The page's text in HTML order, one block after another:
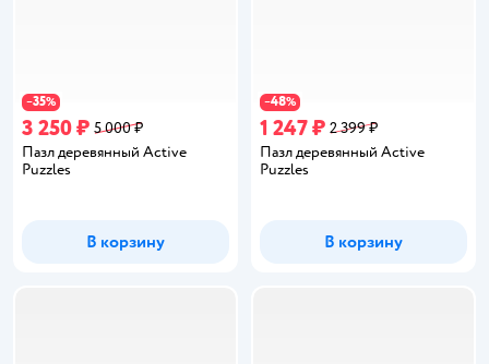
−35%
3 250 ₽ 5 000 ₽
Пазл деревянный Active
Puzzles
В корзину
−48%
1 247 ₽ 2 399 ₽
Пазл деревянный Active
Puzzles
В корзину